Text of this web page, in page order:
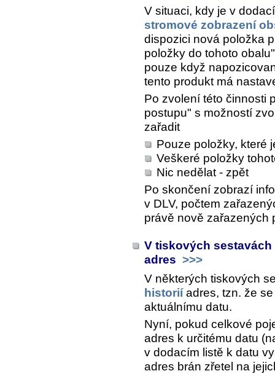
V situaci, kdy je v
stromové zobrazení
dispozici nová položka
položky do tohoto
pouze když
tento produkt má
Po zvolení této činnosti
postupu" s možností
zařadit
Pouze položky, které
Veškeré položky
Nic nedělat - zpět
Po skončení zobrazí
v DLV, počtem
právě nově zařazených
V tiskových
adres >>>
V některých tiskových
historiíadres, tzn. že
aktuálnímu datu.
Nyní, pokud celkové
adres k určitému datu
v dodacím listě k datu
adres brán zřetel na